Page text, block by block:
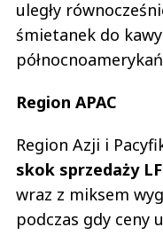
uległy
śmietanek do
Region APAC
Region Azji i
skok sprzedaży
wraz z miksem
podczas gdy ceny